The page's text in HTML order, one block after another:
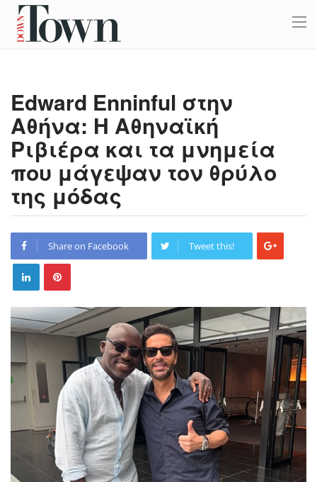
Edward Enninful στην
Αθήνα: Η Αθηναϊκή
Ριβιέρα και τα μνημεία
που μάγεψαν τον θρύλο
της μόδας
Share on Facebook Tweet this!